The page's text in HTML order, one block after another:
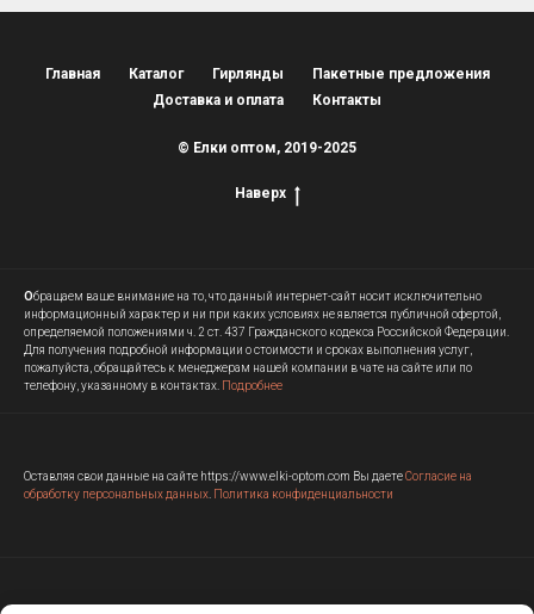
Главная Каталог Гирлянды
Пакетные предложения
Доставка и оплата
Контакты
© Елки оптом, 2019-2025
Наверх
Обращаем ваше внимание на то, что данный интернет-сайт носит исключительно
информационный характер и ни при каких условиях не является публичной офертой,
определяемой положениями ч. 2 ст. 437 Гражданского кодекса Российской Федерации.
Для получения подробной информации о стоимости и сроках выполнения услуг,
пожалуйста, обращайтесь к менеджерам нашей компании в чате на сайте или по
телефону, указанному в контактах. Подробнее
Оставляя свои данные на сайте https://www.elki-optom.com Вы даетеСогласие на
обработку персональных данных Политика конфиденциальности